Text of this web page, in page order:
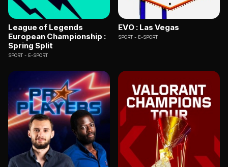
League of Legends
European Championship :
Spring Split
SPORT E-SPORT
EVO : Las Vegas
SPORT E-SPORT